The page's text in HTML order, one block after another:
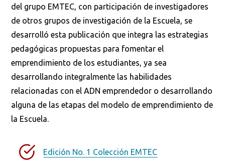
del grupo EMTEC, con participación de investigadores
de otros grupos de investigación de la Escuela, se
desarrolló esta publicación que integra las estrategias
pedagógicas propuestas para fomentar el
emprendimiento de los estudiantes, ya sea
desarrollando integralmente las habilidades
relacionadas con el ADN emprendedor o desarrollando
alguna de las etapas del modelo de emprendimiento de
la Escuela.
Edición No. 1 Colección EMTEC